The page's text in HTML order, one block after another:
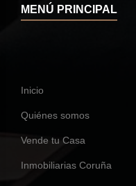
MENÚ PRINCIPAL
Inicio
Quiénes somos
Vende tu Casa
Inmobiliarias Coruña